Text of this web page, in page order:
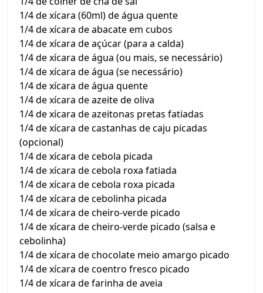
1/4 de xícara (60ml) de água quente
1/4 de xícara de abacate em cubos
1/4 de xícara de açúcar (para a calda)
1/4 de xícara de água (ou mais, se necessário)
1/4 de xícara de água (se necessário)
1/4 de xícara de água quente
1/4 de xícara de azeite de oliva
1/4 de xícara de azeitonas pretas fatiadas
1/4 de xícara de castanhas de caju picadas
(opcional)
1/4 de xícara de cebola picada
1/4 de xícara de cebola roxa fatiada
1/4 de xícara de cebola roxa picada
1/4 de xícara de cebolinha picada
1/4 de xícara de cheiro-verde picado
1/4 de xícara de cheiro-verde picado (salsa e
cebolinha)
1/4 de xícara de chocolate meio amargo picado
1/4 de xícara de coentro fresco picado
1/4 de xícara de farinha de aveia